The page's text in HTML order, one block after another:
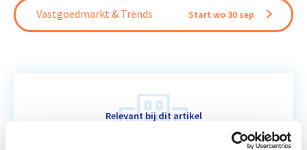
Vastgoedmarkt & Trends Start wo 30 sep
Relevant bij dit artikel
Vastgoedmanagement